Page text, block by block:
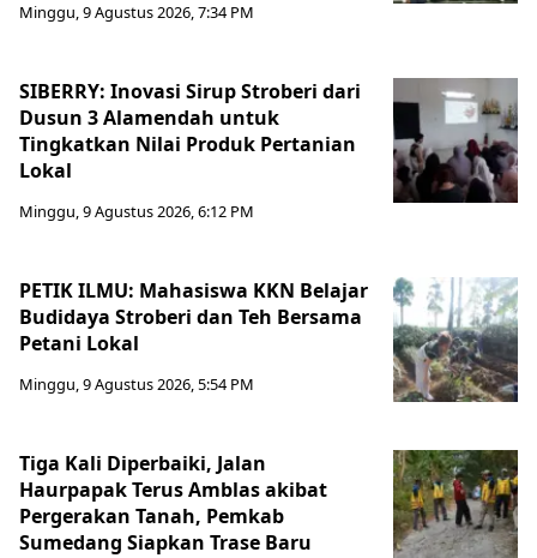
Minggu, 9 Agustus 2026, 7:34 PM
SIBERRY: Inovasi Sirup Stroberi dari
Dusun 3 Alamendah untuk
Tingkatkan Nilai Produk Pertanian
Lokal
Minggu, 9 Agustus 2026, 6:12 PM
PETIK ILMU: Mahasiswa KKN Belajar
Budidaya Stroberi dan Teh Bersama
Petani Lokal
Minggu, 9 Agustus 2026, 5:54 PM
Tiga Kali Diperbaiki, Jalan
Haurpapak Terus Amblas akibat
Pergerakan Tanah, Pemkab
Sumedang Siapkan Trase Baru